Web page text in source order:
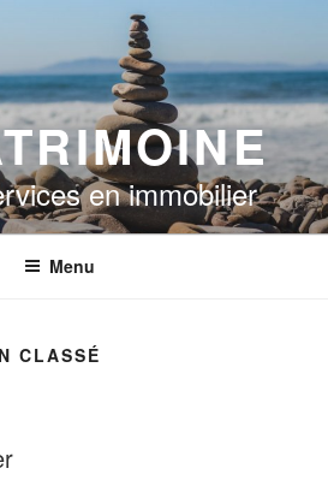
en immobilier
Menu
CLASSÉ